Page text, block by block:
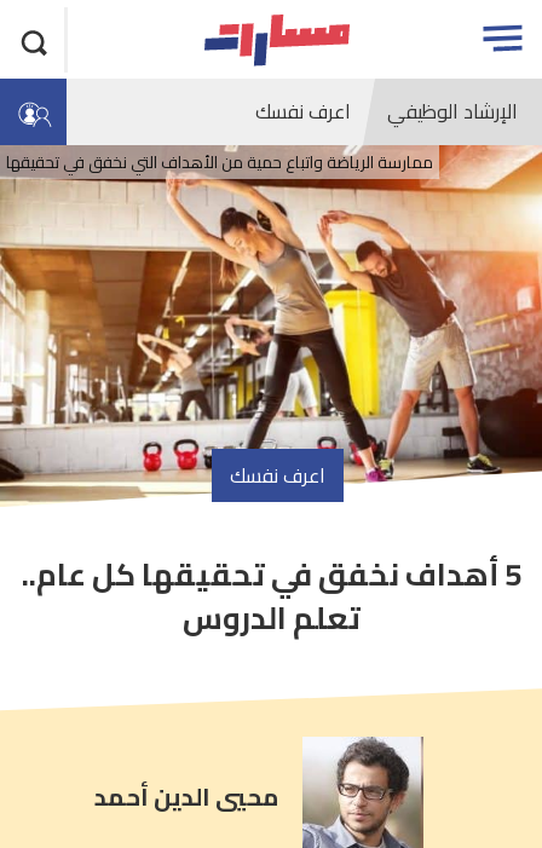
تجاوز
الاعلان
Open
menu
الإرشاد الوظيفي اعرف نفسك
ممارسة الرياضة واتباع حمية من الأهداف التي نخفق في تحقيقها
اعرف نفسك
article
comment
count
5 أهداف نخفق في تحقيقها كل عام..
تعلم الدروس
محيي الدين أحمد